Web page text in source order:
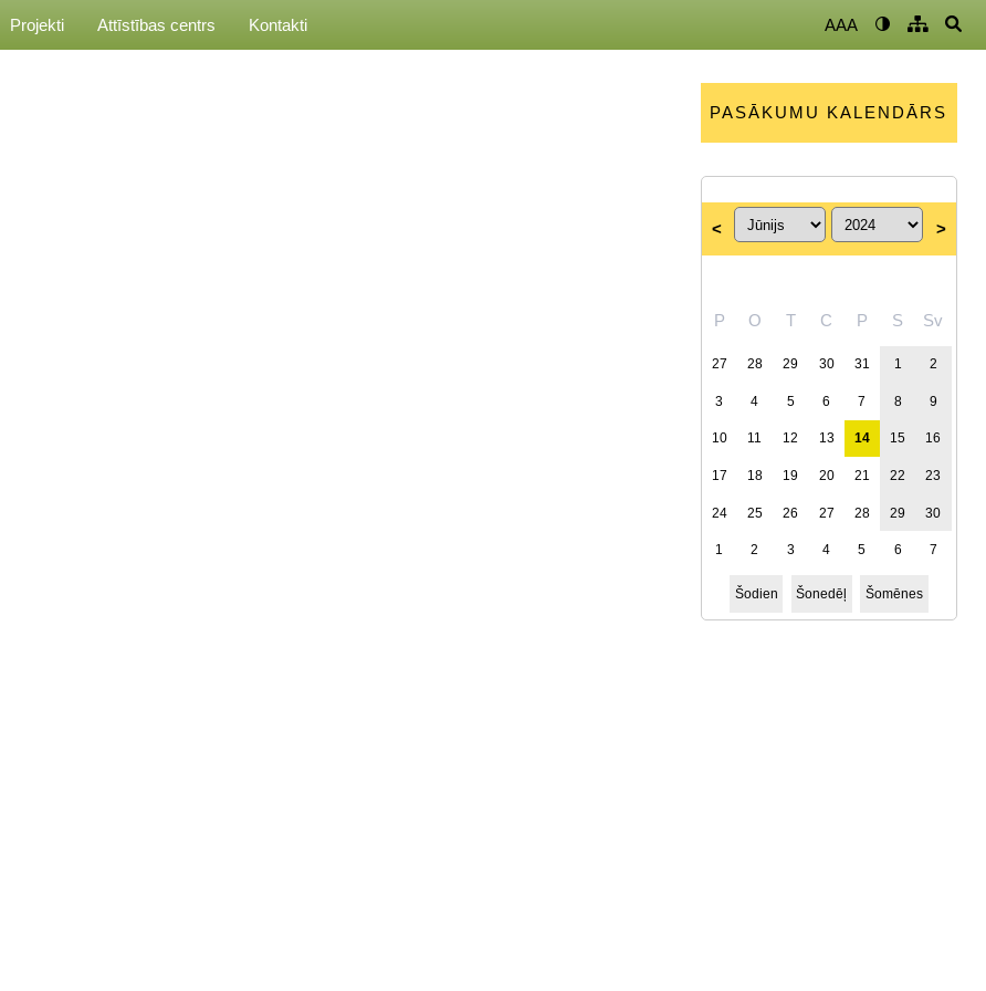
Projekti Attīstības centrs Kontakti AAA
PASĀKUMU KALENDĀRS
< >
P O T C P S Sv
27 28 29 30 31 1 2
3 4 5 6 7 8 9
10 11 12 13 14 15 16
17 18 19 20 21 22 23
24 25 26 27 28 29 30
1 2 3 4 5 6 7
Šodien Šonedēļ Šomēnes